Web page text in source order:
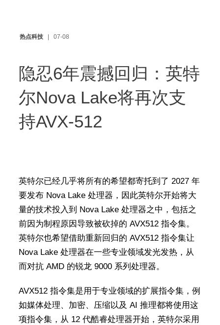
热点科技 07-08
隐忍6年震撼回归：英特
尔Nova Lake将再次支
持AVX-512
英特尔已经几乎将所有的希望都寄托到了 2027 年
要发布 Nova Lake 处理器，因此英特尔开始将大
量的技术投入到 Nova Lake 处理器之中，包括之
前因为制程原因导致被砍掉的 AVX512 指令集。
英特尔也希望借助重新回归的 AVX512 指令集让
Nova Lake 处理器在一些专业领域发光发热，从
而对抗 AMD 的锐龙 9000 系列处理器。
AVX512 指令集是用于专业领域的扩展指令集，例
如媒体处理、加密、压缩以及 AI 推理都将使用这
项指令集，从 12 代酷睿处理器开始，英特尔采用